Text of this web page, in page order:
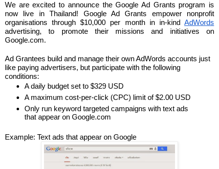
We are excited to announce the Google Ad Grants program is
now live in Thailand! Google Ad Grants empower nonprofit
organisations through $10,000 per month in in-kind AdWords
advertising, to promote their missions and initiatives on
Google.com.
Ad Grantees build and manage their own AdWords accounts just
like paying advertisers, but participate with the following
conditions:
A daily budget set to $329 USD
A maximum cost-per-click (CPC) limit of $2.00 USD
Only run keyword targeted campaigns with text ads
that appear on Google.com
Example: Text ads that appear on Google